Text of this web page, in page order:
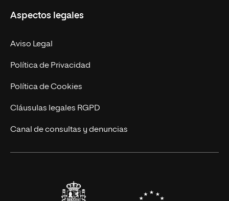
Empresa
MBA
Marketing y Comunicación
Ingeniería
Diseño
Ciencias de la Salud
Nuestro Equipo
Contacto
Aspectos legales
Aviso Legal
Política de Privacidad
Política de Cookies
Cláusulas legales RGPD
Canal de consultas y denuncias